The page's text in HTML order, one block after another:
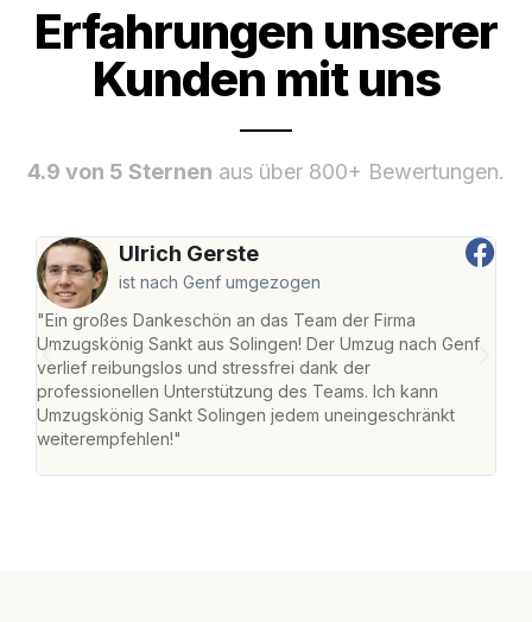
Erfahrungen unserer
Kunden mit uns
4.9 von 5 Sternen aus über 800+ Bewertungen.
Ulrich Gerste
ist nach Genf umgezogen
"Ein großes Dankeschön an das Team der Firma
Umzugskönig Sankt aus Solingen! Der Umzug nach Genf
verlief reibungslos und stressfrei dank der
professionellen Unterstützung des Teams. Ich kann
Umzugskönig Sankt Solingen jedem uneingeschränkt
weiterempfehlen!"